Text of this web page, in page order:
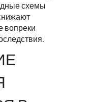
схемы
вопреки